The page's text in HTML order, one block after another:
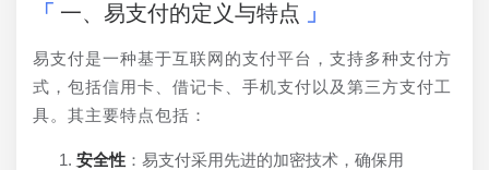
一、易支付的定义与特点
易支付是一种基于互联网的支付平台，支持多种支付方
式，包括信用卡、借记卡、手机支付以及第三方支付工
具。其主要特点包括：
安全性 ：易支付采用先进的加密技术，确保用